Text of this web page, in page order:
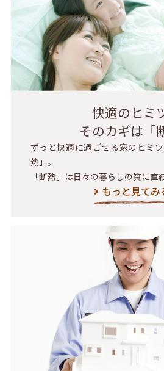
快適のヒミ
そのカギは「
ずっと快適に過ごせる家のヒミ
熱」。
「断熱」は日々の暮らしの質に直
もっと見てみ